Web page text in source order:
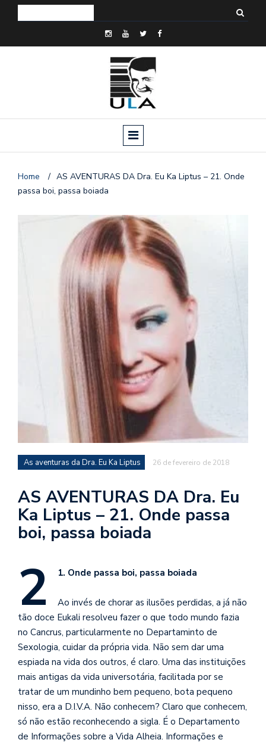
Home / AS AVENTURAS DA Dra. Eu Ka Liptus – 21. Onde
passa boi, passa boiada
As aventuras da Dra. Eu Ka Liptus 26 de fevereiro de 2018
AS AVENTURAS DA Dra. Eu
Ka Liptus – 21. Onde passa
boi, passa boiada
2 1. Onde passa boi, passa boiada
Ao invés de chorar as ilusões perdidas, a já não
tão doce Eukali resolveu fazer o que todo mundo fazia
no Cancrus, particularmente no Departaminto de
Sexologia, cuidar da própria vida. Não sem dar uma
espiada na vida dos outros, é claro. Uma das instituições
mais antigas da vida universotária, facilitada por se
tratar de um mundinho bem pequeno, bota pequeno
nisso, era a D.I.V.A. Não conhecem? Claro que conhecem,
só não estão reconhecendo a sigla. É o Departamento
de Informações sobre a Vida Alheia. Informações e